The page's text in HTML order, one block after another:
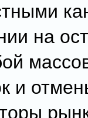
на
и